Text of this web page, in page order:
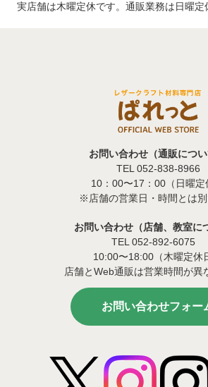
実店舗は木曜定休です。通販業務は日曜定
お問い合わせ（通販につい
TEL 052-838-8966
10：00〜17：00（日曜定
※店舗の営業日・時間とは別
お問い合わせ（店舗、教室に
TEL 052-892-6075
10:00〜18:00（木曜定休
店舗とWeb通販は営業時間が異
お問い合わせフォー